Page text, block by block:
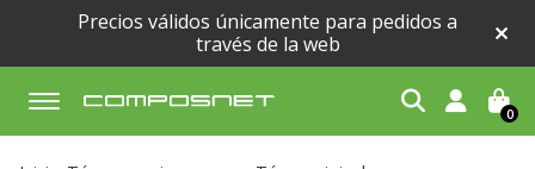
Precios válidos únicamente para pedidos a
través de la web
Buscar 0